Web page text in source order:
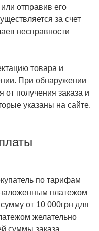
отправив его
за счет
несправности
товара и
При обнаружении
от получения заказа и
указаны на сайте.
по тарифам
платежом
от 10 000грн для
желательно